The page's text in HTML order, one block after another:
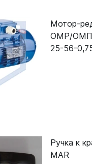
Мотор-
ОМР/ОМП
25-56-
Ручка к
MAR